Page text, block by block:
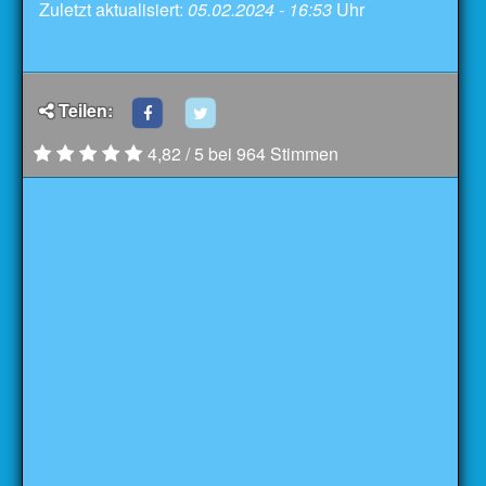
Zuletzt aktualisiert: 05.02.2024 - 16:53 Uhr
Teilen:
4,82 / 5 bei 964 Stimmen